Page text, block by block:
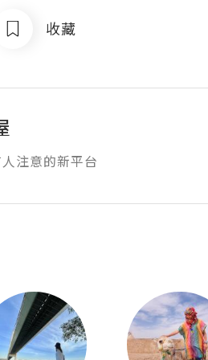
收藏
注意的新平台